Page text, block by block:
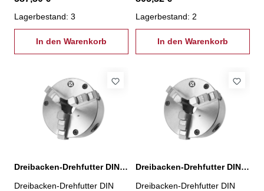
sowie alle Arten von Fräs-
und Bohrvorrichtungen-
Futterkörper aus Stahl-
Führungen und
Verschleißflächen geschliffen-
hochwertigem
Legierungsstahl,
gesenkgeschmiedet und
gehärtet- Verzahnung, Ritzel
und Führungen gehärtet und
komplett geschliffen- inkl. je 1
Spannschlüssel,
Lagerbestand: 3
In den Warenkorb
sowie alle Arten von Fräs-
und Bohrvorrichtungen-
Futterkörper aus Stahl-
Führungen und
Verschleißflächen geschliffen-
hochwertigem
Legierungsstahl,
gesenkgeschmiedet und
gehärtet- Verzahnung, Ritzel
und Führungen gehärtet und
komplett geschliffen- inkl. je 1
Spannschlüssel,
Lagerbestand: 2
In den Warenkorb
Dreibacken-Drehfutter DIN 55026 Ø 250 mm, KK 6
Dreibacken-Drehfutter DIN
Dreibacken-Drehfutter DIN 55026 Ø 250 mm, KK 8
Dreibacken-Drehfutter DIN